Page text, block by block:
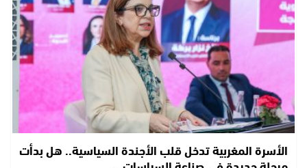
الأسرة المغربية تدخل قلب الأجندة السياسية.. هل بدأت